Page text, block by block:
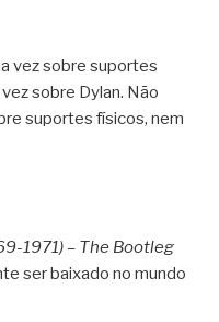
vez sobre suportes
sobre Dylan. Não
suportes físicos, nem
1971) – The Bootleg
ser baixado no mundo